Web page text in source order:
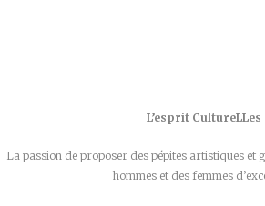
L’esprit CultureLLes
La passion de proposer des pépites artistiques et
hommes et des femmes